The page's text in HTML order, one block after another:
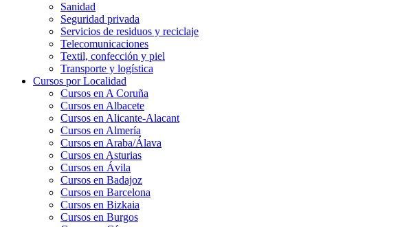
Sanidad
Seguridad privada
Servicios de residuos y reciclaje
Telecomunicaciones
Textil, confección y piel
Transporte y logística
Cursos por Localidad
Cursos en A Coruña
Cursos en Albacete
Cursos en Alicante-Alacant
Cursos en Almería
Cursos en Araba/Álava
Cursos en Asturias
Cursos en Ávila
Cursos en Badajoz
Cursos en Barcelona
Cursos en Bizkaia
Cursos en Burgos